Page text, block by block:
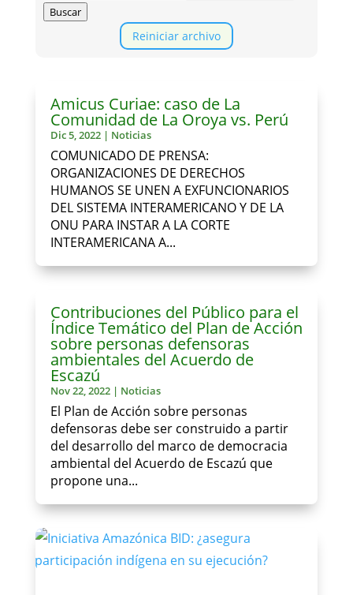
Buscar
Reiniciar archivo
Amicus Curiae: caso de La
Comunidad de La Oroya vs. Perú
Dic 5, 2022| Noticias
COMUNICADO DE PRENSA:
ORGANIZACIONES DE DERECHOS
HUMANOS SE UNEN A EXFUNCIONARIOS
DEL SISTEMA INTERAMERICANO Y DE LA
ONU PARA INSTAR A LA CORTE
INTERAMERICANA A...
Contribuciones del Público para el
Índice Temático del Plan de Acción
sobre personas defensoras
ambientales del Acuerdo de
Escazú
Nov 22, 2022| Noticias
El Plan de Acción sobre personas
defensoras debe ser construido a partir
del desarrollo del marco de democracia
ambiental del Acuerdo de Escazú que
propone una...